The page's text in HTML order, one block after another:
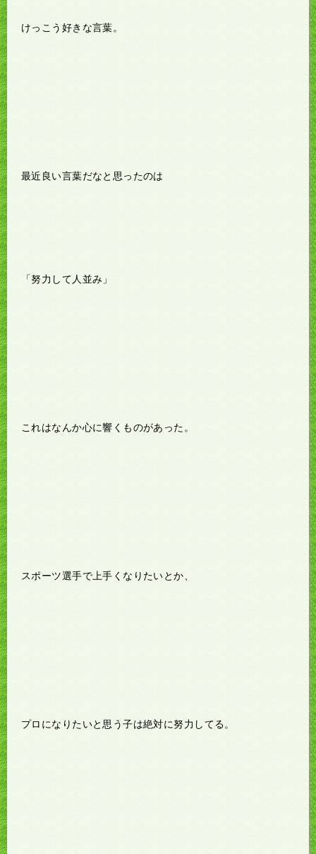
けっこう好きな言葉。
最近良い言葉だなと思ったのは
「努力して人並み」
これはなんか心に響くものがあった。
スポーツ選手で上手くなりたいとか、
プロになりたいと思う子は絶対に努力してる。